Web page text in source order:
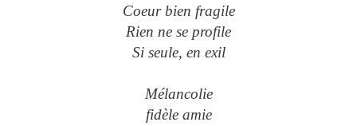
Coeur bien fragile
Rien ne se profile
Si seule, en exil
Mélancolie
fidèle amie